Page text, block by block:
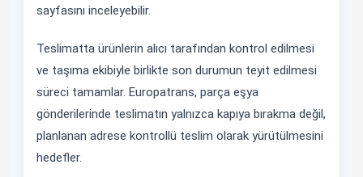
sayfasını inceleyebilir.
Teslimatta ürünlerin alıcı tarafından kontrol edilmesi
ve taşıma ekibiyle birlikte son durumun teyit edilmesi
süreci tamamlar. Europatrans, parça eşya
gönderilerinde teslimatın yalnızca kapıya bırakma değil,
planlanan adrese kontrollü teslim olarak yürütülmesini
hedefler.